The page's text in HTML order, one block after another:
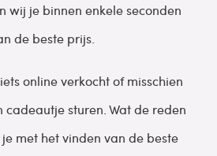
wij je binnen enkele seconden
de beste prijs.
online verkocht of misschien
sturen. Wat de reden
met het vinden van de beste